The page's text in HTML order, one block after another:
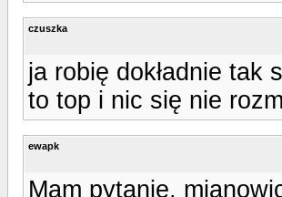
czuszka
ja robię dokładnie tak
to top i nic się nie
ewapk
Mam pytanie,